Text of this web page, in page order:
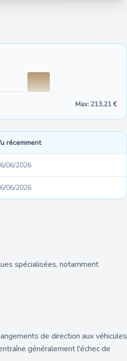
Max: 213,21 €
récemment
06/2026
06/2026
spécialisées, notamment
de direction aux véhicules
généralement l'échec de